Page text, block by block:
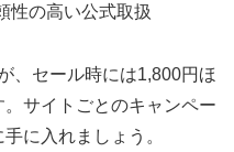
性の高い公式取扱
、セール時には1,800円ほ
サイトごとのキャンペー
に入れましょう。